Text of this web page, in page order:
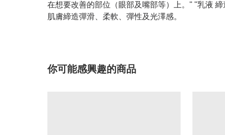
在想要改善的部位（眼部及嘴部等）上。" "乳液
肌膚締造彈滑、柔軟、彈性及光澤感。
你可能感興趣的商品